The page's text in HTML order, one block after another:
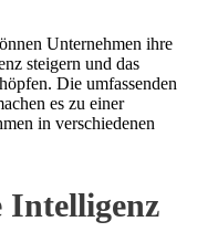
Unternehmen ihre
steigern und das
Die umfassenden
es zu einer
in verschiedenen
Intelligenz